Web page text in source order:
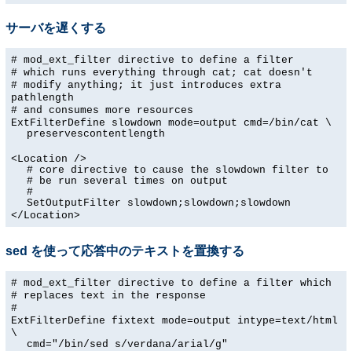
サーバを遅くする
# mod_ext_filter directive to define a filter
# which runs everything through cat; cat doesn't
# modify anything; it just introduces extra
pathlength
# and consumes more resources
ExtFilterDefine slowdown mode=output cmd=/bin/cat \
preservescontentlength
<Location />
# core directive to cause the slowdown filter to
# be run several times on output
#
SetOutputFilter slowdown;slowdown;slowdown
</Location>
sed を使って応答中のテキストを置換する
# mod_ext_filter directive to define a filter which
# replaces text in the response
#
ExtFilterDefine fixtext mode=output intype=text/html
\
cmd="/bin/sed s/verdana/arial/g"